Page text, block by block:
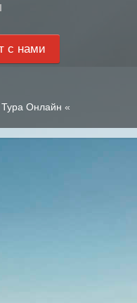
с нами
Онлайн «